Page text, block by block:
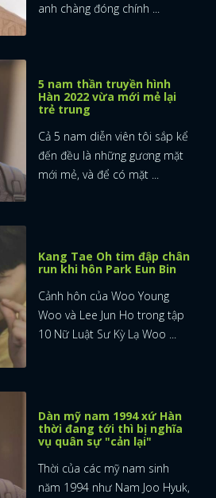
anh chàng đóng chính ...
5 nam thần truyền hình
Hàn 2022 vừa mới mẻ lại
trẻ trung
Cả 5 nam diễn viên tôi sắp kể
đến đều là những gương mặt
mới mẻ, và để có mặt ...
Kang Tae Oh tim đập chân
run khi hôn Park Eun Bin
Cảnh hôn của Woo Young
Woo và Lee Jun Ho trong tập
10 Nữ Luật Sư Kỳ Lạ Woo ...
Dàn mỹ nam 1994 xứ Hàn
thời đang tới thì bị nghĩa
vụ quân sự "cản lại"
Thời của các mỹ nam sinh
năm 1994 như Nam Joo Hyuk,